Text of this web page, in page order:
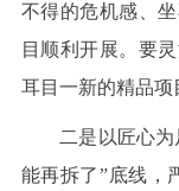
不得的危机感、
目顺利开展。要
耳目一新的精品项
二是以匠心为
能再拆了”底线，